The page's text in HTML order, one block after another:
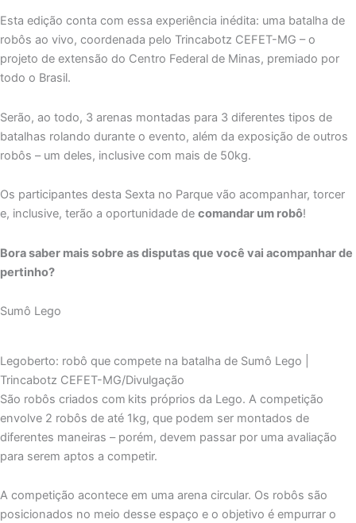
Esta edição conta com essa experiência inédita: uma batalha de
robôs ao vivo, coordenada pelo Trincabotz CEFET-MG – o
projeto de extensão do Centro Federal de Minas, premiado por
todo o Brasil.
Serão, ao todo, 3 arenas montadas para 3 diferentes tipos de
batalhas rolando durante o evento, além da exposição de outros
robôs – um deles, inclusive com mais de 50kg.
Os participantes desta Sexta no Parque vão acompanhar, torcer
e, inclusive, terão a oportunidade de comandar um robô!
Bora saber mais sobre as disputas que você vai acompanhar de
pertinho?
Sumô Lego
Legoberto: robô que compete na batalha de Sumô Lego |
Trincabotz CEFET-MG/Divulgação
São robôs criados com kits próprios da Lego. A competição
envolve 2 robôs de até 1kg, que podem ser montados de
diferentes maneiras – porém, devem passar por uma avaliação
para serem aptos a competir.
A competição acontece em uma arena circular. Os robôs são
posicionados no meio desse espaço e o objetivo é empurrar o